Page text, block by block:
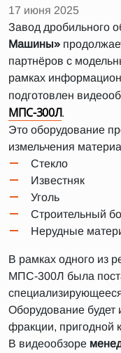
17 июня 2025
Завод дробильного
Машины»
партнёров с
рамках
подготовлен
МПС-300Л.
Это оборудование
измельчения
Стекло
Известняк
Уголь
Строительный
Нерудные
В рамках одного из
МПС-300Л была
Оборудование будет
фракции, пригодной
В видеообзоре